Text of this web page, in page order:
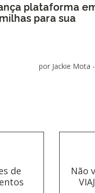
plataforma
para sua
por Jackie Mota -
de
Não